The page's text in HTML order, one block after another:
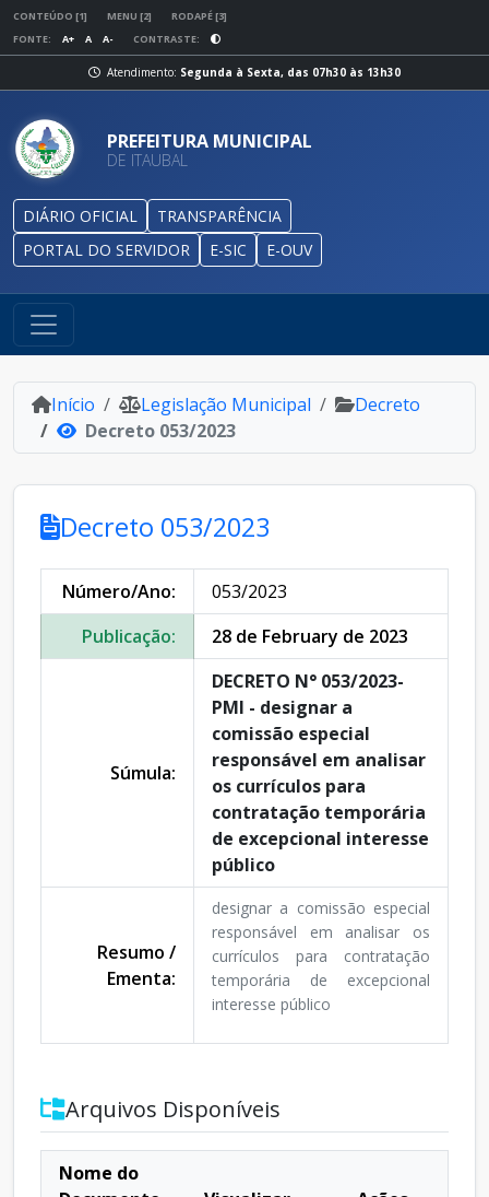
CONTEÚDO [1] MENU [2]
RODAPÉ [3]
FONTE:
A+ A A- CONTRASTE:
Atendimento: Segunda à Sexta, das 07h30 às 13h30
PREFEITURA MUNICIPAL
DE ITAUBAL
DIÁRIO OFICIAL
TRANSPARÊNCIA
PORTAL DO SERVIDOR
E-SIC E-OUV
Início Legislação Municipal
Decreto
Decreto 053/2023
Decreto 053/2023
Número/Ano:
053/2023
Publicação:
28 de February de 2023
Súmula:
DECRETO N° 053/2023-
PMI - designar a
comissão especial
responsável em analisar
os currículos para
contratação temporária
de excepcional interesse
público
Resumo /
Ementa:
designar a comissão especial
responsável em analisar os
currículos para contratação
temporária de excepcional
interesse público
Arquivos Disponíveis
Nome do